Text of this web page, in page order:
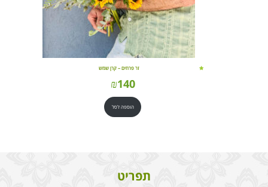
זר פרחים – קרן שמש
₪140
הוספה לסל
תפריט